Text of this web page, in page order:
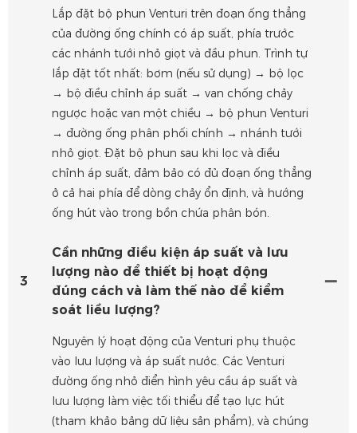
Lắp đặt bộ phun Venturi trên đoạn ống thẳng
của đường ống chính có áp suất, phía trước
các nhánh tưới nhỏ giọt và đầu phun. Trình tự
lắp đặt tốt nhất: bơm (nếu sử dụng) → bộ lọc
→ bộ điều chỉnh áp suất → van chống chảy
ngược hoặc van một chiều → bộ phun Venturi
→ đường ống phân phối chính → nhánh tưới
nhỏ giọt. Đặt bộ phun sau khi lọc và điều
chỉnh áp suất, đảm bảo có đủ đoạn ống thẳng
ở cả hai phía để dòng chảy ổn định, và hướng
ống hút vào trong bồn chứa phân bón.
3
Cần những điều kiện áp suất và lưu
lượng nào để thiết bị hoạt động
đúng cách và làm thế nào để kiểm
soát liều lượng?
Nguyên lý hoạt động của Venturi phụ thuộc
vào lưu lượng và áp suất nước. Các Venturi
đường ống nhỏ điển hình yêu cầu áp suất và
lưu lượng làm việc tối thiểu để tạo lực hút
(tham khảo bảng dữ liệu sản phẩm), và chúng